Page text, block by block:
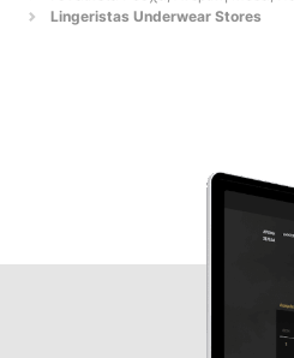
Lingeristas Underwear Stores